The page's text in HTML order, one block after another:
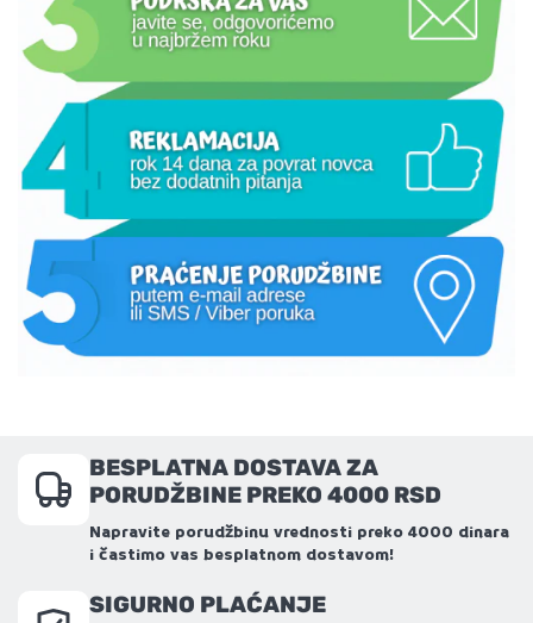
BESPLATNA DOSTAVA ZA
PORUDŽBINE PREKO 4000 RSD
Napravite porudžbinu vrednosti preko 4000 dinara
i častimo vas besplatnom dostavom!
SIGURNO PLAĆANJE